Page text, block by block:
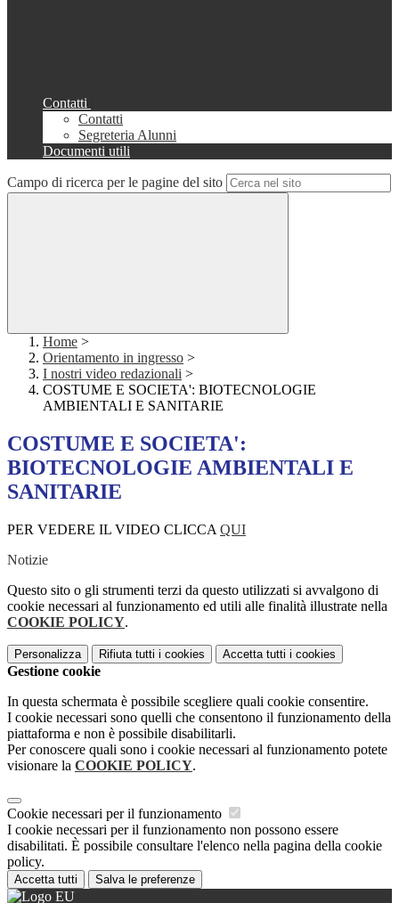
Contatti
Contatti
Segreteria Alunni
Documenti utili
Campo di ricerca per le pagine del sito
Home >
Orientamento in ingresso >
I nostri video redazionali >
COSTUME E SOCIETA': BIOTECNOLOGIE
AMBIENTALI E SANITARIE
COSTUME E SOCIETA':
BIOTECNOLOGIE AMBIENTALI E
SANITARIE
PER VEDERE IL VIDEO CLICCA QUI
Notizie
Questo sito o gli strumenti terzi da questo utilizzati si avvalgono di
cookie necessari al funzionamento ed utili alle finalità illustrate nella
COOKIE POLICY.
Personalizza Rifiuta tutti i cookies Accetta tutti i cookies
Gestione cookie
In questa schermata è possibile scegliere quali cookie consentire.
I cookie necessari sono quelli che consentono il funzionamento della
piattaforma e non è possibile disabilitarli.
Per conoscere quali sono i cookie necessari al funzionamento potete
visionare la COOKIE POLICY.
Cookie necessari per il funzionamento
I cookie necessari per il funzionamento non possono essere
disabilitati. È possibile consultare l'elenco nella pagina della cookie
policy.
Accetta tutti Salva le preferenze